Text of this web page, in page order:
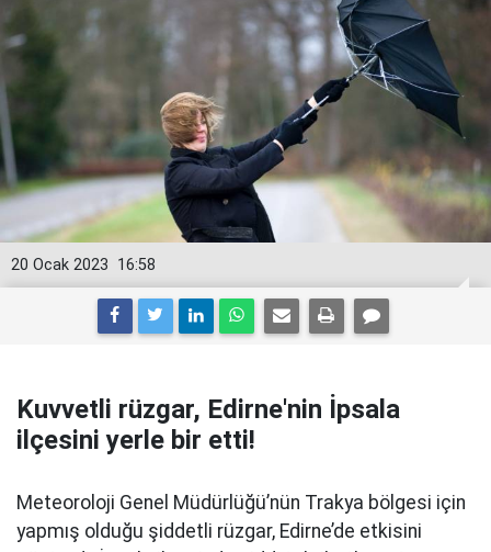
16:58
20 Ocak 2023
Kuvvetli rüzgar, Edirne'nin İpsala
ilçesini yerle bir etti!
Meteoroloji Genel Müdürlüğü’nün Trakya bölgesi için
yapmış olduğu şiddetli rüzgar, Edirne’de etkisini